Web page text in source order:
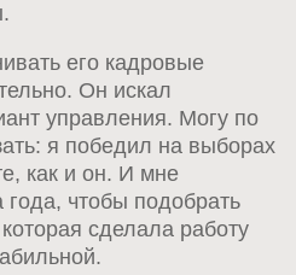
его кадровые
Он искал
управления. Могу по
я победил на выборах
как и он. И мне
чтобы подобрать
сделала работу